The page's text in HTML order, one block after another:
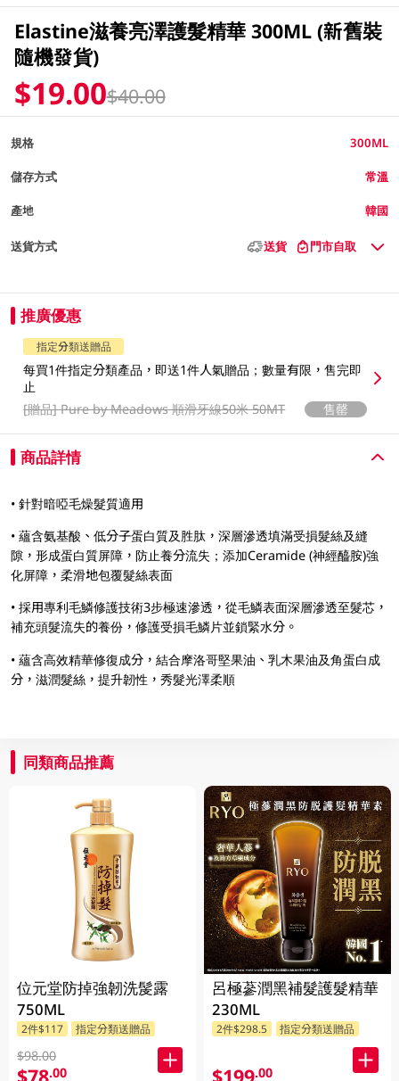
Elastine滋養亮澤護髮精華 300ML (新舊裝
隨機發貨)
$19.00$40.00
規格 300ML
儲存方式 常溫
產地 韓國
送貨方式 送貨 門市自取
推廣優惠
指定分類送贈品
每買1件指定分類產品，即送1件人氣贈品；數量有限，售完即
止
[贈品]Pure by Meadows 順滑牙線50米 50MT 售罄
商品詳情
• 針對暗啞毛燥髮質適用
• 蘊含氨基酸、低分子蛋白質及胜肽，深層滲透填滿受損髮絲及縫
隙，形成蛋白質屏障，防止養分流失；添加Ceramide (神經醯胺)強
化屏障，柔滑地包覆髮絲表面
• 採用專利毛鱗修護技術3步極速滲透，從毛鱗表面深層滲透至髮芯，
補充頭髮流失的養份，修護受損毛鱗片並鎖緊水分。
• 蘊含高效精華修復成分，結合摩洛哥堅果油、乳木果油及角蛋白成
分，滋潤髮絲，提升韌性，秀髮光澤柔順
同類商品推薦
位元堂防掉強韌洗髲露
750ML
2件$117 指定分類送贈品
$98.00
.00
呂極蔘潤黑補髮護髮精華
230ML
2件$298.5 指定分類送贈品
.00